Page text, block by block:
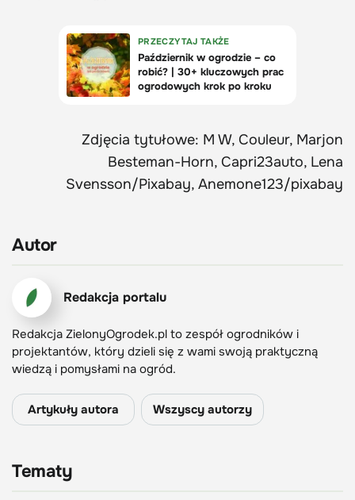
Zdjęcia tytułowe: M W, Couleur, Marjon
Besteman-Horn, Capri23auto, Lena
Svensson/Pixabay, Anemone123/pixabay
Autor
Redakcja portalu
Redakcja ZielonyOgrodek.pl to zespół ogrodników i
projektantów, który dzieli się z wami swoją praktyczną
wiedzą i pomysłami na ogród.
Artykuły autora Wszyscy autorzy
Tematy